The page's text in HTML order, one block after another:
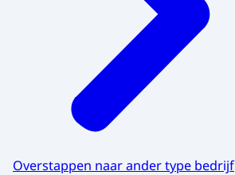
Overstappen naar ander type bedrijf